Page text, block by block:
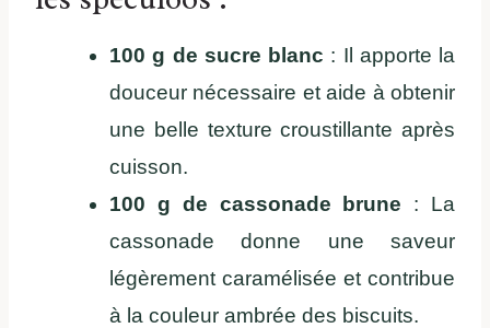
100 g de sucre blanc : Il apporte la
douceur nécessaire et aide à obtenir
une belle texture croustillante après
cuisson.
100 g de cassonade brune : La
cassonade donne une saveur
légèrement caramélisée et contribue
à la couleur ambrée des biscuits.